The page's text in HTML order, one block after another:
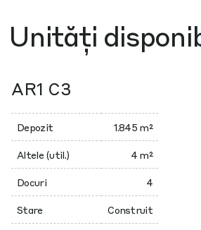
Unități
AR1 C3
Depozit 1.845 m²
Altele (util.) 4 m²
Docuri 4
Stare Construit